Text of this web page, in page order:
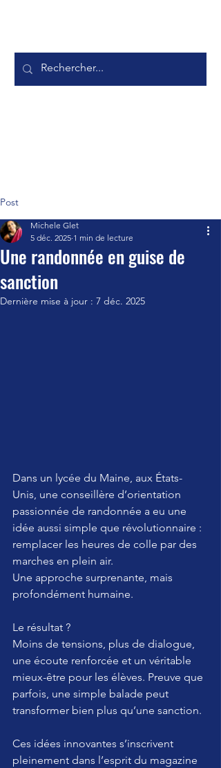
Post
Une randonnée en guise de
sanction
Michele Glet
5 déc. 2025 1 min de lecture
Dernière mise à jour : 7 déc. 2025
Dans un lycée du Maine, aux États-
Unis, une conseillère d’orientation
passionnée de randonnée a eu une
idée aussi simple que révolutionnaire :
remplacer les heures de colle par des
marches en plein air.
Une approche surprenante, mais
profondément humaine.
Le résultat ?
Moins de tensions, plus de dialogue,
une écoute renforcée et un véritable
mieux-être pour les élèves. Preuve que
parfois, une simple balade peut
transformer bien plus qu’une sanction.
Ces idées innovantes s’inscrivent
pleinement dans l’esprit du magazine